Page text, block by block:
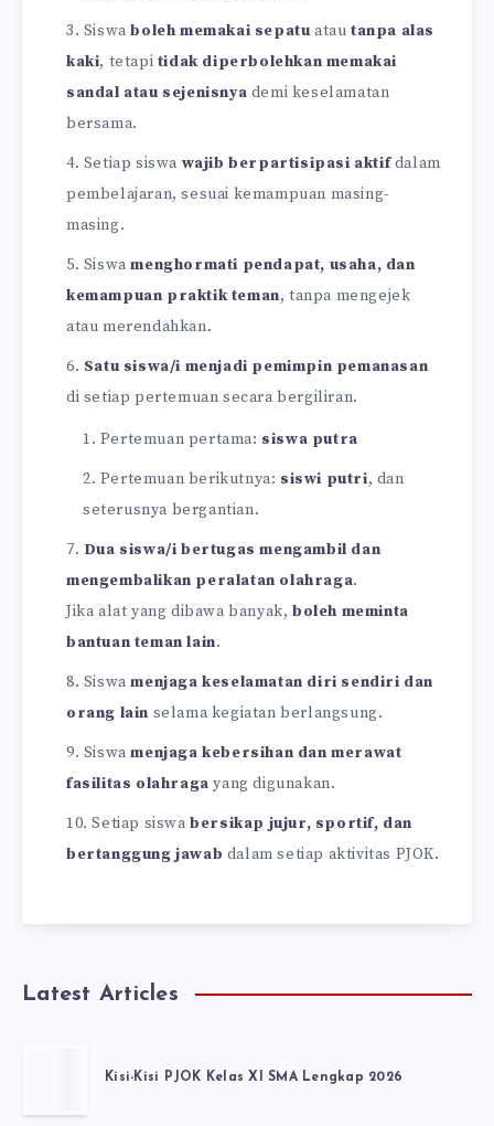
Siswaboleh memakai sepatu atautanpa alas
kaki, tetapi tidak diperbolehkan memakai
sandal atau sejenisnya demi keselamatan
bersama.
Setiap siswa wajib berpartisipasi aktifdalam
pembelajaran, sesuai kemampuan masing-
masing.
Siswamenghormati pendapat, usaha, dan
kemampuan praktik teman, tanpa mengejek
atau merendahkan.
Satu siswa/i menjadi pemimpin pemanasan
di setiap pertemuan secara bergiliran.
Pertemuan pertama: siswa putra
Pertemuan berikutnya: siswi putri, dan
seterusnya bergantian.
Dua siswa/i bertugas mengambil dan
mengembalikan peralatan olahraga.
Jika alat yang dibawa banyak, boleh meminta
bantuan teman lain.
Siswamenjaga keselamatan diri sendiri dan
orang lain selama kegiatan berlangsung.
Siswamenjaga kebersihan dan merawat
fasilitas olahraga yang digunakan.
Setiap siswabersikap jujur, sportif, dan
bertanggung jawab dalam setiap aktivitas PJOK.
Latest Articles
Kisi-Kisi PJOK Kelas XI SMA Lengkap 2026